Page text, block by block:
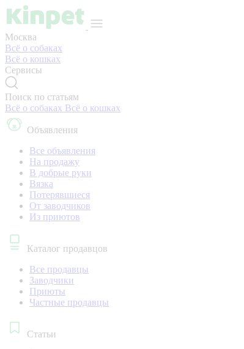
Москва
Всё о собаках
Всё о кошках
Сервисы
Поиск по статьям
Всё о собаках Всё о кошках
Объявления
Все объявления
На продажу
В добрые руки
Вязка
Потерявшиеся
От заводчиков
Из приютов
Каталог продавцов
Все продавцы
Заводчики
Приюты
Частные продавцы
Статьи